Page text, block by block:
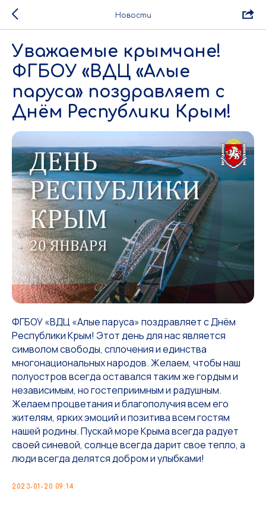
Новости
Уважаемые крымчане!
ФГБОУ «ВДЦ «Алые
паруса» поздравляет с
Днём Республики Крым!
ФГБОУ «ВДЦ «Алые паруса» поздравляет с Днём
Республики Крым! Этот день для нас является
символом свободы, сплочения и единства
многонациональных народов. Желаем, чтобы наш
полуостров всегда оставался таким же гордым и
независимым, но гостеприимным и радушным.
Желаем процветания и благополучия всем его
жителям, ярких эмоций и позитива всем гостям
нашей родины. Пускай море Крыма всегда радует
своей синевой, солнце всегда дарит свое тепло, а
люди всегда делятся добром и улыбками!
2023-01-20 09:14